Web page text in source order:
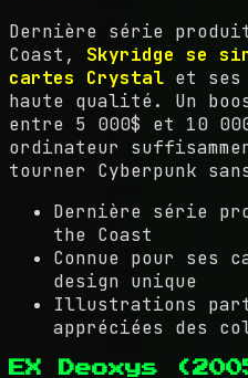
Dernière série
Coast, Skyridge se
cartes Crystal et
haute qualité. Un
entre 5 000$ et 10
ordinateur
tourner Cyberpunk
Dernière série
the Coast
Connue pour ses
design unique
Illustrations
appréciées des
EX Deoxys